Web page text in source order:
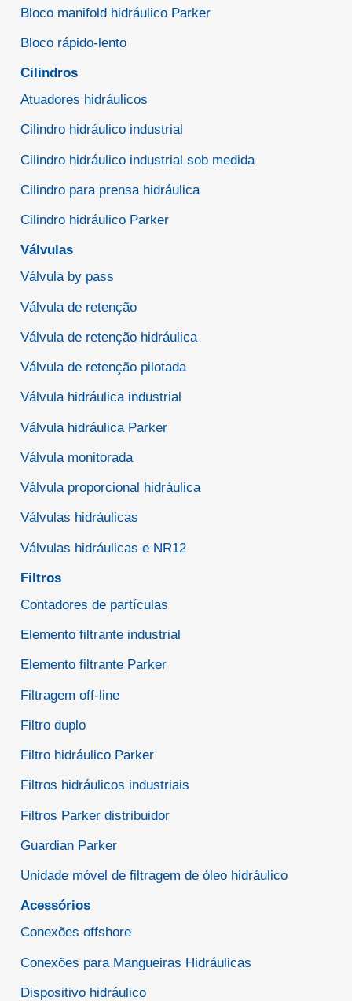
Bloco manifold hidráulico Parker
Bloco rápido-lento
Cilindros
Atuadores hidráulicos
Cilindro hidráulico industrial
Cilindro hidráulico industrial sob medida
Cilindro para prensa hidráulica
Cilindro hidráulico Parker
Válvulas
Válvula by pass
Válvula de retenção
Válvula de retenção hidráulica
Válvula de retenção pilotada
Válvula hidráulica industrial
Válvula hidráulica Parker
Válvula monitorada
Válvula proporcional hidráulica
Válvulas hidráulicas
Válvulas hidráulicas e NR12
Filtros
Contadores de partículas
Elemento filtrante industrial
Elemento filtrante Parker
Filtragem off-line
Filtro duplo
Filtro hidráulico Parker
Filtros hidráulicos industriais
Filtros Parker distribuidor
Guardian Parker
Unidade móvel de filtragem de óleo hidráulico
Acessórios
Conexões offshore
Conexões para Mangueiras Hidráulicas
Dispositivo hidráulico